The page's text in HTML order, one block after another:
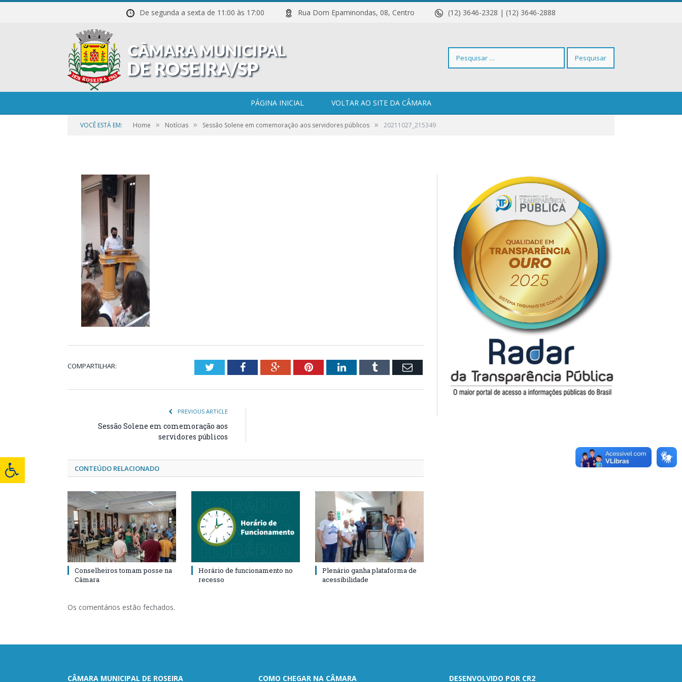
De segunda a sexta de 11:00 às 17:00 Rua Dom Epaminondas, 08, Centro (12) 3646-2328 | (12) 3646-2888
Pesquisar
PÁGINA INICIAL VOLTAR AO SITE DA CÂMARA
VOCÊ ESTÁ EM: Home » Notícias » Sessão Solene em comemoração aos servidores públicos » 20211027_215349
COMPARTILHAR: TwitterFacebookGoogle+PinterestLinkedInTumblr Email
PREVIOUS ARTICLE
Sessão Solene em comemoração aos
servidores públicos
CONTEÚDO RELACIONADO
Conselheiros tomam posse na
Câmara
Horário de funcionamento no
recesso
Plenário ganha plataforma de
acessibilidade
Os comentários estão fechados.
CÂMARA MUNICIPAL DE ROSEIRA COMO CHEGAR NA CÂMARA DESENVOLVIDO POR CR2